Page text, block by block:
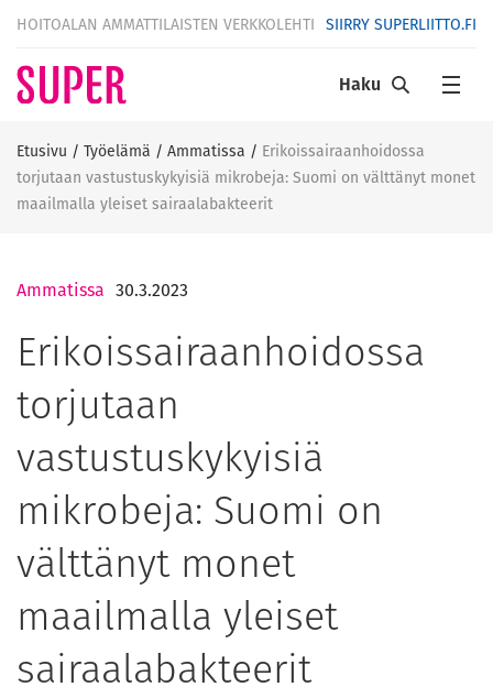
HOITOALAN AMMATTILAISTEN VERKKOLEHTI SIIRRY SUPERLIITTO.FI
Haku
Etusivu / Työelämä / Ammatissa / Erikoissairaanhoidossa
torjutaan vastustuskykyisiä mikrobeja: Suomi on välttänyt monet
maailmalla yleiset sairaalabakteerit
Ammatissa 30.3.2023
Erikoissairaanhoidossa
torjutaan
vastustuskykyisiä
mikrobeja: Suomi on
välttänyt monet
maailmalla yleiset
sairaalabakteerit